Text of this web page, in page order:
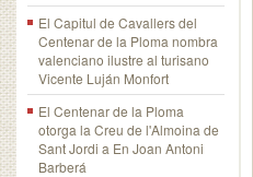
El Capitul de Cavallers del
Centenar de la Ploma nombra
valenciano ilustre al turisano
Vicente Luján Monfort
El Centenar de la Ploma
otorga la Creu de l'Almoina de
Sant Jordi a En Joan Antoni
Barberá